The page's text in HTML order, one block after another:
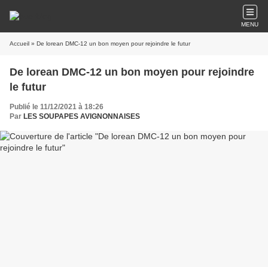
MENU
Accueil » De lorean DMC-12 un bon moyen pour rejoindre le futur
De lorean DMC-12 un bon moyen pour rejoindre
le futur
Publié le 11/12/2021 à 18:26
Par LES SOUPAPES AVIGNONNAISES